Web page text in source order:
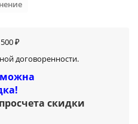
₽
договоренности.
скидки